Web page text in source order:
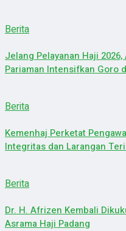
Berita
Jelang Pelayanan Haji
Pariaman Intensifkan Goro
Berita
Kemenhaj Perketat
Integritas dan Larangan
Berita
Dr. H. Afrizen Kembali
Asrama Haji Padang